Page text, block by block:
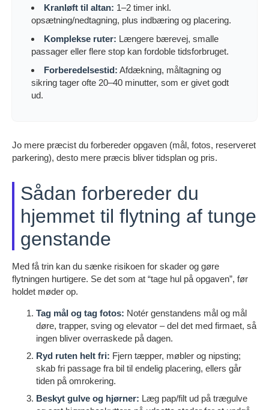
Kranløft til altan: 1–2 timer inkl.
opsætning/nedtagning, plus indbæring og placering.
Komplekse ruter: Længere bærevej, smalle
passager eller flere stop kan fordoble tidsforbruget.
Forberedelsestid: Afdækning, måltagning og
sikring tager ofte 20–40 minutter, som er givet godt
ud.
Jo mere præcist du forbereder opgaven (mål, fotos, reserveret
parkering), desto mere præcis bliver tidsplan og pris.
Sådan forbereder du
hjemmet til flytning af tunge
genstande
Med få trin kan du sænke risikoen for skader og gøre
flytningen hurtigere. Se det som at “tage hul på opgaven”, før
holdet møder op.
Tag mål og tag fotos: Notér genstandens mål og mål
døre, trapper, sving og elevator – del det med firmaet, så
ingen bliver overraskede på dagen.
Ryd ruten helt fri: Fjern tæpper, møbler og nipsting;
skab fri passage fra bil til endelig placering, ellers går
tiden på omrokering.
Beskyt gulve og hjørner: Læg pap/filt ud på trægulve